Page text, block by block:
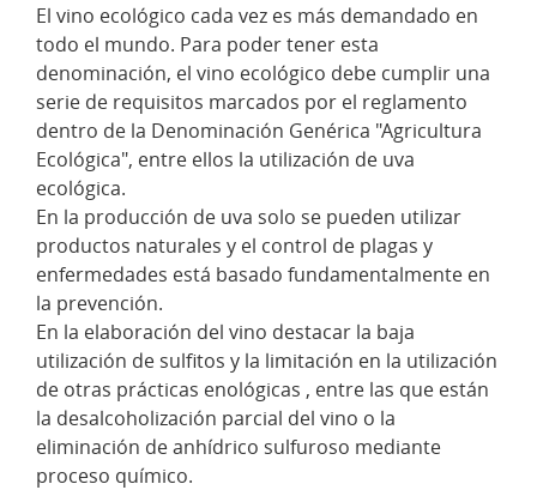
El vino ecológico cada vez es más demandado en
todo el mundo. Para poder tener esta
denominación, el vino ecológico debe cumplir una
serie de requisitos marcados por el reglamento
dentro de la Denominación Genérica "Agricultura
Ecológica", entre ellos la utilización de uva
ecológica.
En la producción de uva solo se pueden utilizar
productos naturales y el control de plagas y
enfermedades está basado fundamentalmente en
la prevención.
En la elaboración del vino destacar la baja
utilización de sulfitos y la limitación en la utilización
de otras prácticas enológicas , entre las que están
la desalcoholización parcial del vino o la
eliminación de anhídrico sulfuroso mediante
proceso químico.